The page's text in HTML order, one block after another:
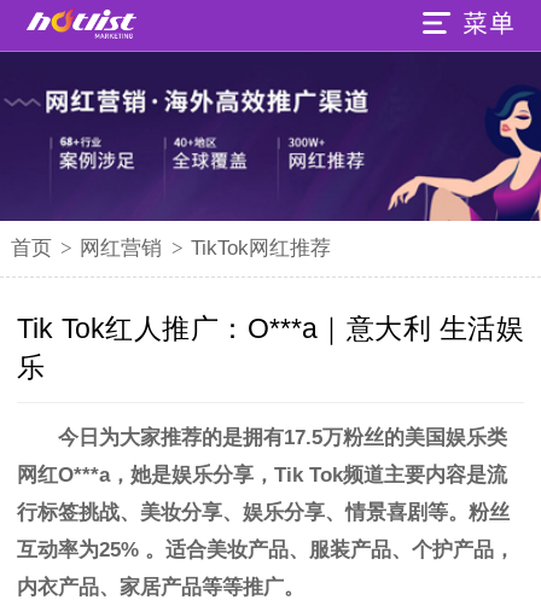
首页 > 网红营销 > TikTok网红推荐
Tik Tok红人推广：O***a｜意大利 生活娱
乐
今日为大家推荐的是拥有17.5万粉丝的美国娱乐类
网红O***a，她是娱乐分享，Tik Tok频道主要内容是流
行标签挑战、美妆分享、娱乐分享、情景喜剧等。粉丝
互动率为25% 。 适合美妆产品、服装产品、个护产品，
内衣产品、家居产品等等推广。